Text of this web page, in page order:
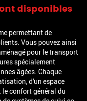
disponibles
permettant de
Vous pouvez ainsi
pour le transport
spécialement
âgées. Chaque
d'un espace
confort général du